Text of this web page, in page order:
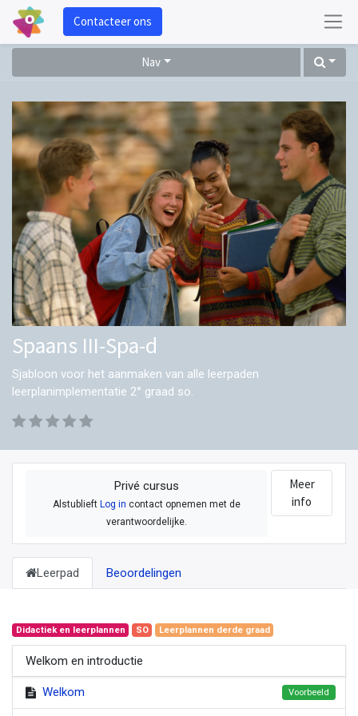
Contacteer ons
Nav
Spaans III-Spa-d
Sjabloon voor het aanmaken van alle leerpaden
leerplanimplementatie 2° graad so.
Privé cursus
AlstublieftLog in contact opnemen met de
verantwoordelijke.
Meer
info
Leerpad Beoordelingen
Didactiek en leerplannen SO Leerplannen derde graad
Welkom en introductie
Welkom Voorbeeld